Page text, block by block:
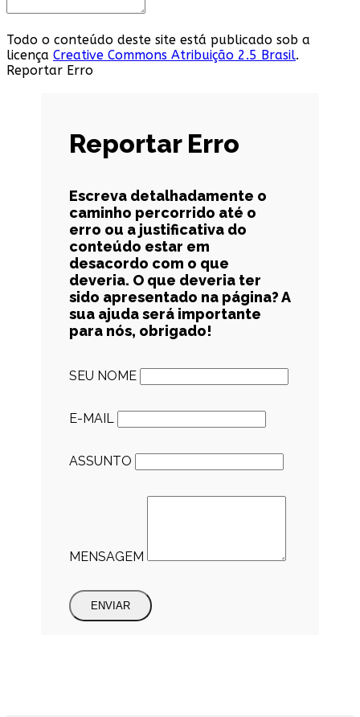
Todo o conteúdo deste site está publicado sob a
licença Creative Commons Atribuição 2.5 Brasil.
Reportar Erro
Reportar Erro
Escreva detalhadamente o
caminho percorrido até o
erro ou a justificativa do
conteúdo estar em
desacordo com o que
deveria. O que deveria ter
sido apresentado na página? A
sua ajuda será importante
para nós, obrigado!
SEU NOME
E-MAIL
ASSUNTO
MENSAGEM
ENVIAR